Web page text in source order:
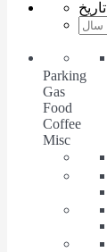
تاریخ
Parking
Gas
Food
Coffee
Misc